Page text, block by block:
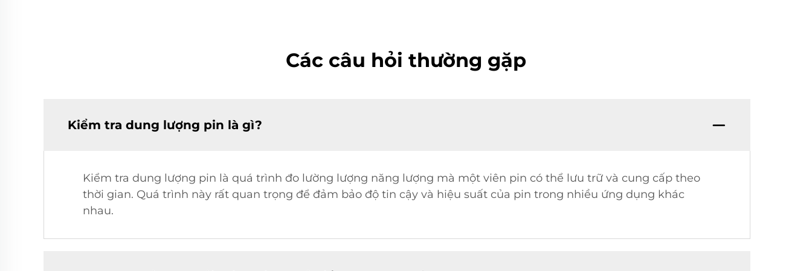
Các câu hỏi thường gặp
Kiểm tra dung lượng pin là gì?
Kiểm tra dung lượng pin là quá trình đo lường lượng năng lượng mà một viên pin có thể lưu trữ và cung cấp theo
thời gian. Quá trình này rất quan trọng để đảm bảo độ tin cậy và hiệu suất của pin trong nhiều ứng dụng khác
nhau.